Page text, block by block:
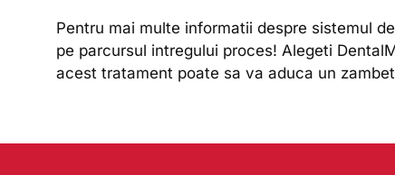
Pentru mai multe informatii despre sistemul
pe parcursul intregului proces! Alegeti
acest tratament poate sa va aduca un